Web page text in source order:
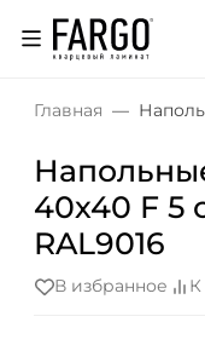
Главная
40х40 F 5
RAL9016
В избранное